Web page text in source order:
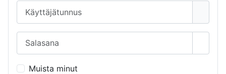
Muista minut